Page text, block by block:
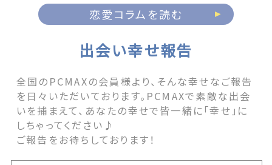
first appeared on 出会いマッチングサイト
PCMAX.
恋愛コラムを読む
出会い幸せ報告
全国のPCMAXの会員様より、そんな幸せなご報告
を日々いただいております。PCMAXで素敵な出会
いを捕まえて、あなたの幸せで皆一緒に「幸せ」に
しちゃってください♪
ご報告をお待ちしております！